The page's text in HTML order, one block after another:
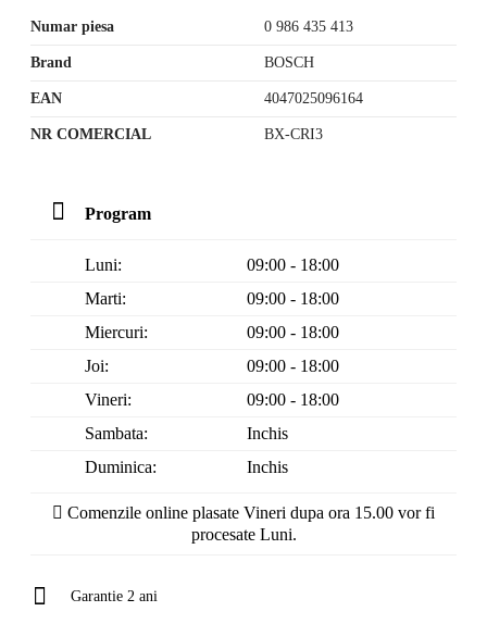
Numar piesa 0 986 435 413
Brand BOSCH
EAN 4047025096164
NR COMERCIAL BX-CRI3
Program
Luni:
09:00 - 18:00
Marti:
09:00 - 18:00
Miercuri:
09:00 - 18:00
Joi:
09:00 - 18:00
Vineri:
09:00 - 18:00
Sambata:
Inchis
Duminica:
Inchis
Comenzile online plasate Vineri dupa ora 15.00 vor fi
procesate Luni.
Garantie 2 ani